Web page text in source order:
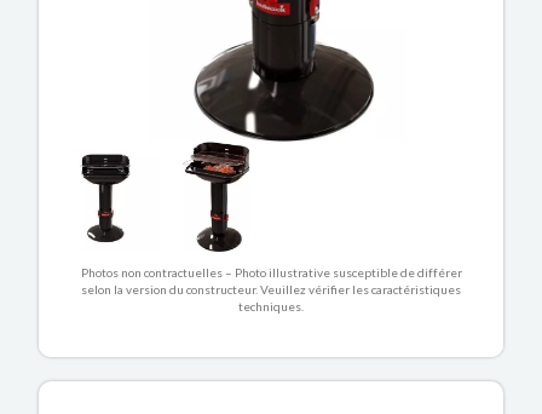
Photos non contractuelles – Photo illustrative susceptible de différer
selon la version du constructeur. Veuillez vérifier les caractéristiques
techniques.